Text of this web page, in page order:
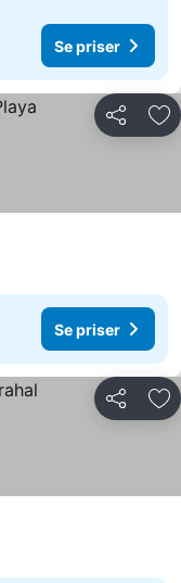
Se priser
Del
Se priser
Del